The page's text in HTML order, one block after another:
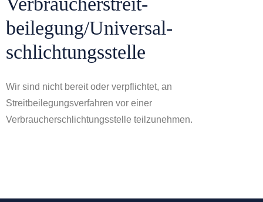
beilegung/Universal­
schlichtungs­stelle
Wir sind nicht bereit oder verpflichtet, an
Streitbeilegungsverfahren vor einer
Verbraucherschlichtungsstelle teilzunehmen.